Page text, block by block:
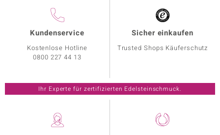
Kundenservice
Kostenlose Hotline
0800 227 44 13
Sicher einkaufen
Trusted Shops Käuferschutz
Ihr Experte für zertifizierten Edelsteinschmuck.